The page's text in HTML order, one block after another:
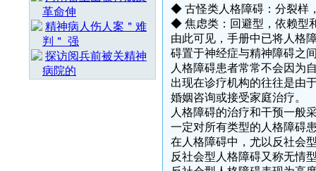
革命伸
精神病人伤人案＂难
判＂ 强
探访阅兵前被关精神
病院的
◆ 古怪类人格障碍：分裂样
◆ 焦虑类：回避型，依赖型
由此可见，手册中已将人格
碍置于神经症与精神障碍之
人格障碍患者常常不会因为
出现在诊疗机构的往往是由
婚姻咨询或接受家庭治疗。
人格障碍的治疗和干预一般
一定对所有类型的人格障碍
在人格障碍中，尤以反社会
反社会型人格障碍又称无情